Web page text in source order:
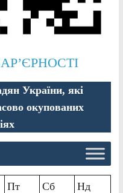
України, які
окупованих
Пт Сб
Нд